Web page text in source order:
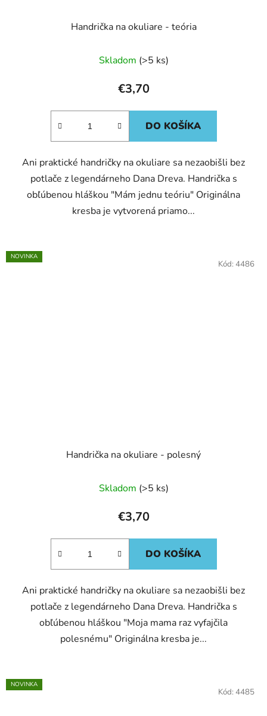
Handrička na okuliare - teória
Skladom (>5 ks)
€3,70
DO KOŠÍKA
Ani praktické handričky na okuliare sa nezaobišli bez
potlače z legendárneho Dana Dreva. Handrička s
obľúbenou hláškou "Mám jednu teóriu" Originálna
kresba je vytvorená priamo...
NOVINKA
Handrička na okuliare - polesný
Skladom (>5 ks)
€3,70
DO KOŠÍKA
Ani praktické handričky na okuliare sa nezaobišli bez
potlače z legendárneho Dana Dreva. Handrička s
obľúbenou hláškou "Moja mama raz vyfajčila
polesnému" Originálna kresba je...
Kód: 4486
NOVINKA
Kód: 4485